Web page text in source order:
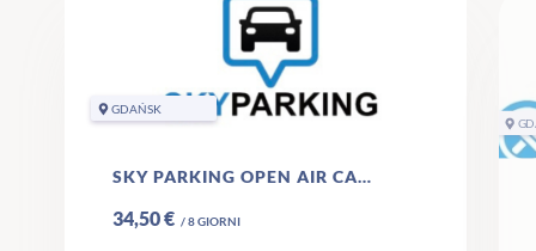
GDAŃSK
SKY PARKING OPEN AIR CAR PARK DANZIG
34,50 € /8GIORNI